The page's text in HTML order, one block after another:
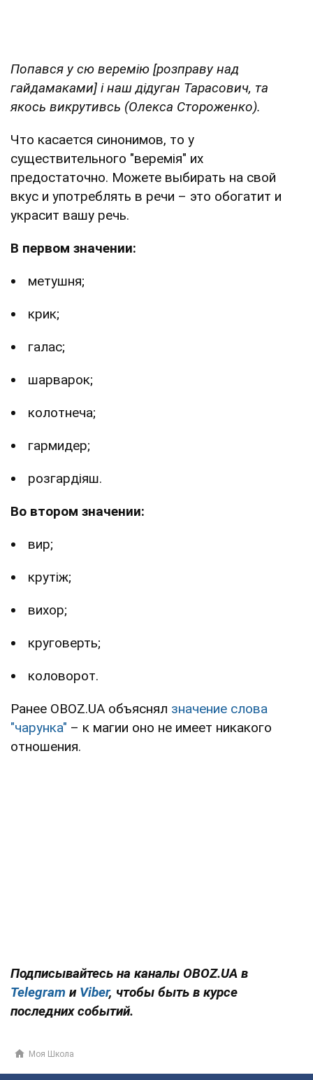
Попався у сю веремію [розправу над
гайдамаками] і наш дідуган Тарасович, та
якось викрутивсь (Олекса Стороженко).
Что касается синонимов, то у
существительного "веремія" их
предостаточно. Можете выбирать на свой
вкус и употреблять в речи – это обогатит и
украсит вашу речь.
В первом значении:
метушня;
крик;
галас;
шарварок;
колотнеча;
гармидер;
розгардіяш.
Во втором значении:
вир;
крутіж;
вихор;
круговерть;
коловорот.
Ранее OBOZ.UA объяснял значение слова
"чарунка" – к магии оно не имеет никакого
отношения.
Подписывайтесь на каналы OBOZ.UA в
Telegram и Viber, чтобы быть в курсе
последних событий.
Моя Школа